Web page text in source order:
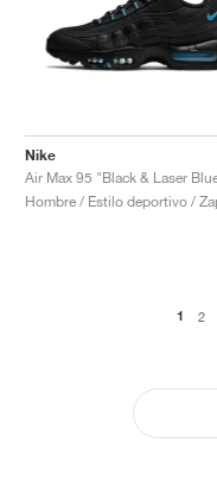
Nike
Air Max 95 "Black & Laser
Hombre / Estilo deportivo /
1 2